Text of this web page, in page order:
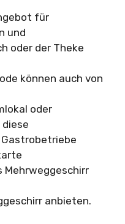
für
und
oder der Theke
können auch von
oder
diese
Gastrobetriebe
Mehrweggeschirr
anbieten.